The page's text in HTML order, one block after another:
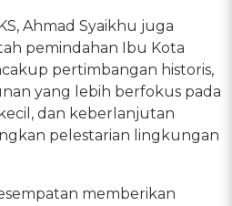
Ahmad Syaikhu juga
pemindahan Ibu Kota
pertimbangan historis,
yang lebih berfokus pada
dan keberlanjutan
pelestarian lingkungan
memberikan